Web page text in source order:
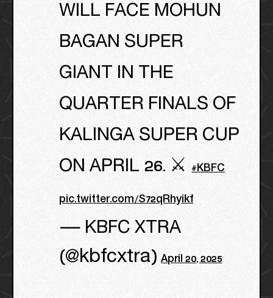
WILL FACE MOHUN
BAGAN SUPER
GIANT IN THE
QUARTER FINALS OF
KALINGA SUPER CUP
ON APRIL 26. ⚔️#KBFC
pic.twitter.com/S72qRhyikf
— KBFC XTRA
(@kbfcxtra)April 20, 2025